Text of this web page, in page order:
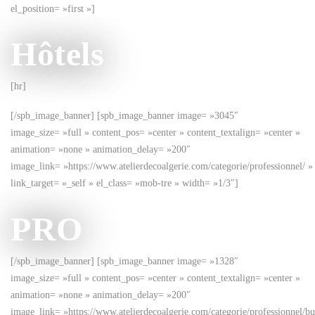
el_position= »first »]
Hôtels
[hr]
[/spb_image_banner] [spb_image_banner image= »3045″
image_size= »full » content_pos= »center » content_textalign= »center »
animation= »none » animation_delay= »200″
image_link= »https://www.atelierdecoalgerie.com/categorie/professionnel/ »
link_target= »_self » el_class= »mob-tre » width= »1/3″]
PRO
[/spb_image_banner] [spb_image_banner image= »1328″
image_size= »full » content_pos= »center » content_textalign= »center »
animation= »none » animation_delay= »200″
image_link= »https://www.atelierdecoalgerie.com/categorie/professionnel/